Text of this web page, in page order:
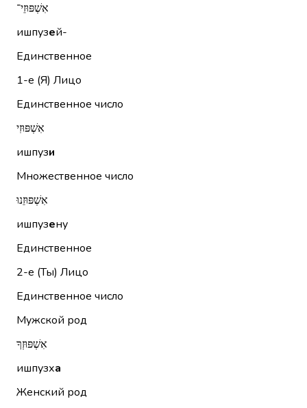
אִשְׁפּוּזֵי־
ишпузей-
Единственное
1-е (Я) Лицо
Единственное число
אִשְׁפּוּזִי
ишпузи
Множественное число
אִשְׁפּוּזֵנוּ
ишпузену
Единственное
2-е (Ты) Лицо
Единственное число
Мужской род
אִשְׁפּוּזְךָ
ишпузха
Женский род